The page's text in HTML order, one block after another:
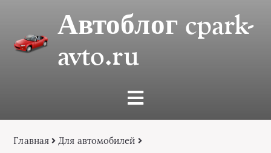
Автоблог cpark-
avto.ru
Главная Для автомобилей